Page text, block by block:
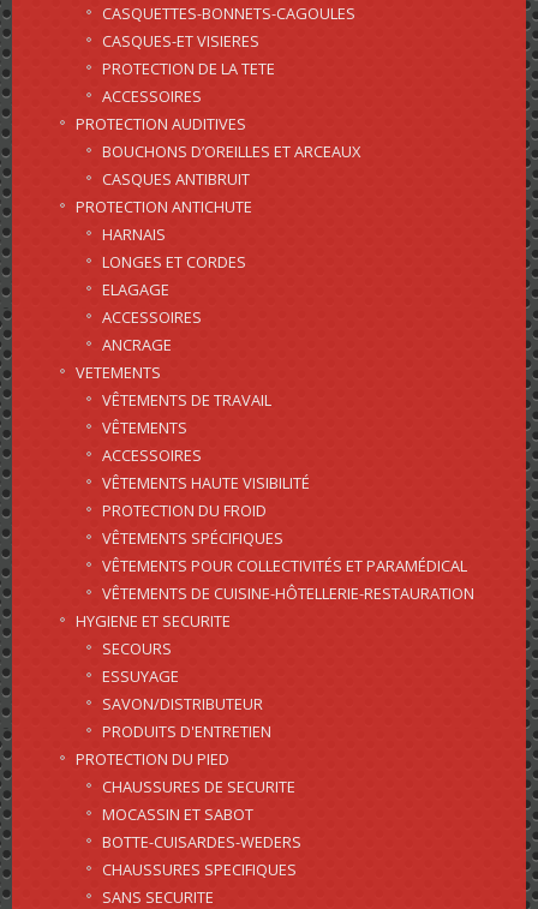
CASQUETTES-BONNETS-CAGOULES
CASQUES-ET VISIERES
PROTECTION DE LA TETE
ACCESSOIRES
PROTECTION AUDITIVES
BOUCHONS D’OREILLES ET ARCEAUX
CASQUES ANTIBRUIT
PROTECTION ANTICHUTE
HARNAIS
LONGES ET CORDES
ELAGAGE
ACCESSOIRES
ANCRAGE
VETEMENTS
VÊTEMENTS DE TRAVAIL
VÊTEMENTS
ACCESSOIRES
VÊTEMENTS HAUTE VISIBILITÉ
PROTECTION DU FROID
VÊTEMENTS SPÉCIFIQUES
VÊTEMENTS POUR COLLECTIVITÉS ET PARAMÉDICAL
VÊTEMENTS DE CUISINE-HÔTELLERIE-RESTAURATION
HYGIENE ET SECURITE
SECOURS
ESSUYAGE
SAVON/DISTRIBUTEUR
PRODUITS D'ENTRETIEN
PROTECTION DU PIED
CHAUSSURES DE SECURITE
MOCASSIN ET SABOT
BOTTE-CUISARDES-WEDERS
CHAUSSURES SPECIFIQUES
SANS SECURITE